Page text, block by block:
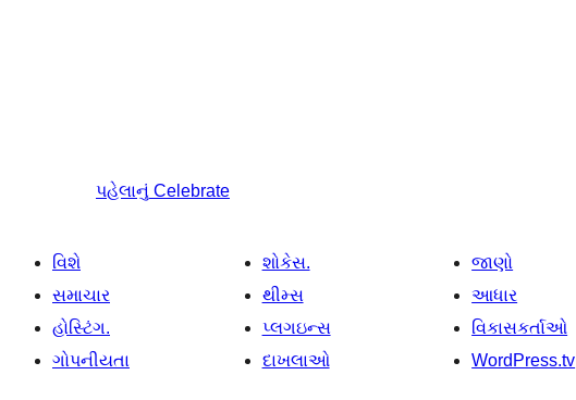
પહેલાનું Celebrate
વિશે
સમાચાર
હોસ્ટિંગ.
ગોપનીયતા
શોકેસ.
થીમ્સ
પ્લગઇન્સ
દાખલાઓ
જાણો
આધાર
વિકાસકર્તાઓ
WordPress.tv